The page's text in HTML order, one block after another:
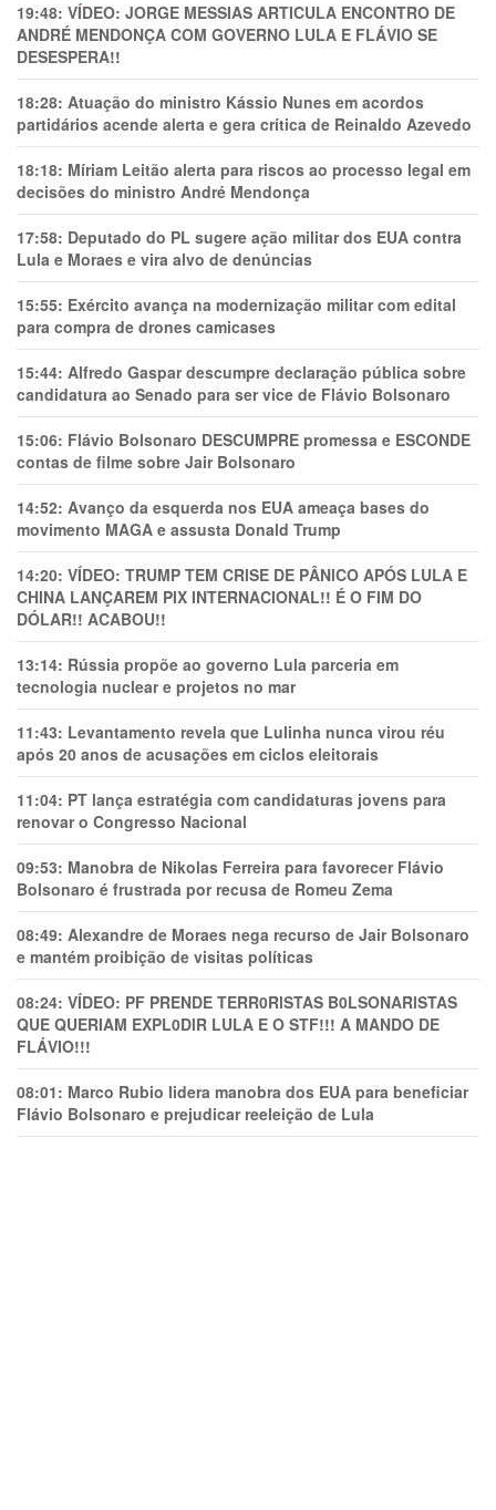
19:48: VÍDEO: JORGE MESSIAS ARTICULA ENCONTRO DE
ANDRÉ MENDONÇA COM GOVERNO LULA E FLÁVIO SE
DESESPERA!!
18:28: Atuação do ministro Kássio Nunes em acordos
partidários acende alerta e gera crítica de Reinaldo Azevedo
18:18: Míriam Leitão alerta para riscos ao processo legal em
decisões do ministro André Mendonça
17:58: Deputado do PL sugere ação militar dos EUA contra
Lula e Moraes e vira alvo de denúncias
15:55: Exército avança na modernização militar com edital
para compra de drones camicases
15:44: Alfredo Gaspar descumpre declaração pública sobre
candidatura ao Senado para ser vice de Flávio Bolsonaro
15:06: Flávio Bolsonaro DESCUMPRE promessa e ESCONDE
contas de filme sobre Jair Bolsonaro
14:52: Avanço da esquerda nos EUA ameaça bases do
movimento MAGA e assusta Donald Trump
14:20: VÍDEO: TRUMP TEM CRlSE DE PÂNlCO APÓS LULA E
CHINA LANÇAREM PIX INTERNACIONAL!! É O FIM DO
DÓLAR!! ACABOU!!
13:14: Rússia propõe ao governo Lula parceria em
tecnologia nuclear e projetos no mar
11:43: Levantamento revela que Lulinha nunca virou réu
após 20 anos de acusações em ciclos eleitorais
11:04: PT lança estratégia com candidaturas jovens para
renovar o Congresso Nacional
09:53: Manobra de Nikolas Ferreira para favorecer Flávio
Bolsonaro é frustrada por recusa de Romeu Zema
08:49: Alexandre de Moraes nega recurso de Jair Bolsonaro
e mantém proibição de visitas políticas
08:24: VÍDEO: PF PRENDE TERR0RlSTAS B0LSONARlSTAS
QUE QUERIAM EXPL0DlR LULA E O STF!!! A MANDO DE
FLÁVIO!!!
08:01: Marco Rubio lidera manobra dos EUA para beneficiar
Flávio Bolsonaro e prejudicar reeleição de Lula